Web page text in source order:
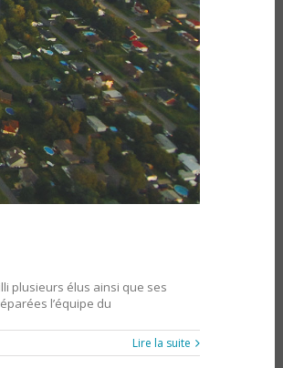
plusieurs élus ainsi que ses
l’équipe du
Lire la suite